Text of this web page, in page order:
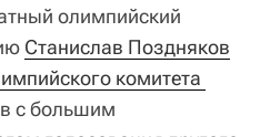
олимпийский
Станислав Поздняков
комитета
с большим